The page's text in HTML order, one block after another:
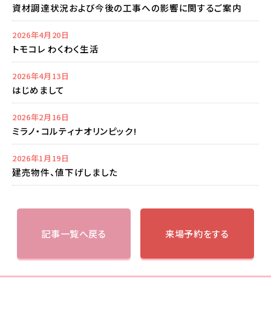
資材調達状況および今後の工事への影響に関するご案内
2026年4月20日
トモコレ わくわく生活
2026年4月13日
はじめまして
2026年2月16日
ミラノ・コルティナオリンピック!
2026年1月19日
建売物件、値下げしました
記事一覧へ戻る 来場予約をする